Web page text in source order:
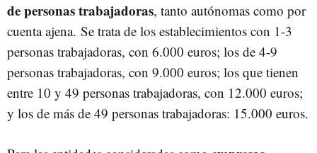
de personas trabajadoras, tanto autónomas como por
cuenta ajena. Se trata de los establecimientos con 1-3
personas trabajadoras, con 6.000 euros; los de 4-9
personas trabajadoras, con 9.000 euros; los que tienen
entre 10 y 49 personas trabajadoras, con 12.000 euros;
y los de más de 49 personas trabajadoras: 15.000 euros.